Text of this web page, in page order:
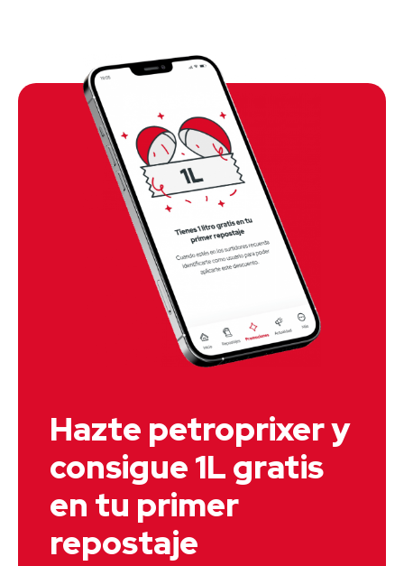
Hazte petroprixer y
consigue 1L gratis
en tu primer
repostaje